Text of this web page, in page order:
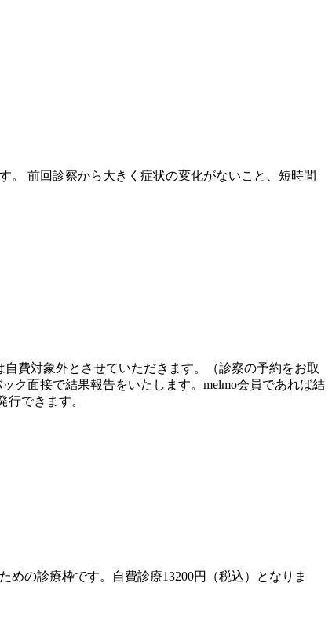
。 前回診察から大きく症状の変化がないこと、短時間
費対象外とさせていただきます。（診察の予約をお取
ク面接で結果報告をいたします。melmo会員であれば結
できます。
の診療枠です。自費診療13200円（税込）となりま